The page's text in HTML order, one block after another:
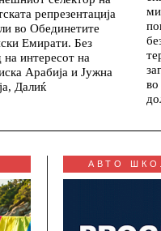
репрезентација
во Обединетите
Емирати. Без
на интересот на
Арабија и Јужна
Далиќ
во
АВТО